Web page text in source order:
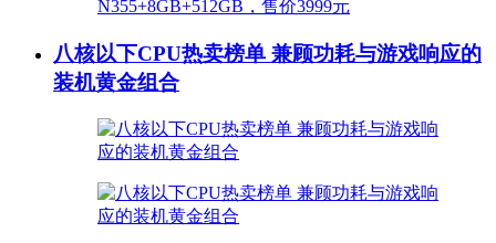
八核以下CPU热卖榜单 兼顾功耗与游戏响应的
装机黄金组合